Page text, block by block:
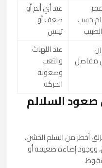
حسب
عند أي ألم أو
ضعف أو
تيبس
مفاصل
عند اللهاث
والتعب
وصعوبة
الحركة
السلالم
أخطر من السلم الخشن،
ووجود إضاءة ضعيفة أو